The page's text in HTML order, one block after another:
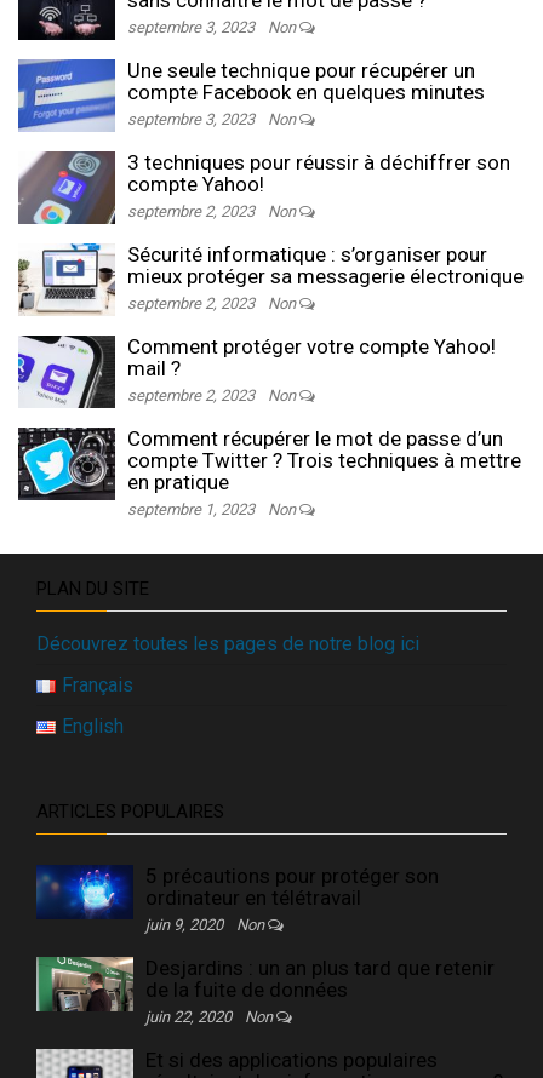
septembre 3, 2023 Non
Une seule technique pour récupérer un
compte Facebook en quelques minutes
septembre 3, 2023 Non
3 techniques pour réussir à déchiffrer son
compte Yahoo!
septembre 2, 2023 Non
Sécurité informatique : s’organiser pour
mieux protéger sa messagerie électronique
septembre 2, 2023 Non
Comment protéger votre compte Yahoo!
mail ?
septembre 2, 2023 Non
Comment récupérer le mot de passe d’un
compte Twitter ? Trois techniques à mettre
en pratique
septembre 1, 2023 Non
PLAN DU SITE
Découvrez toutes les pages de notre blog ici
Français
English
ARTICLES POPULAIRES
5 précautions pour protéger son
ordinateur en télétravail
juin 9, 2020 Non
Desjardins : un an plus tard que retenir
de la fuite de données
juin 22, 2020 Non
Et si des applications populaires